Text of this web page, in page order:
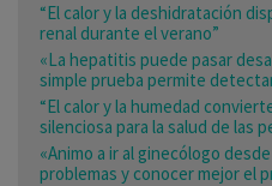
“El calor y la deshidratación
renal durante el verano”
«La hepatitis puede pasar
simple prueba permite
“El calor y la humedad
silenciosa para la salud de las
«Animo a ir al ginecólogo
problemas y conocer mejor el